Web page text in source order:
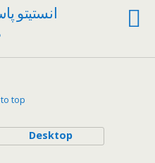
انستیتو
top
Desktop